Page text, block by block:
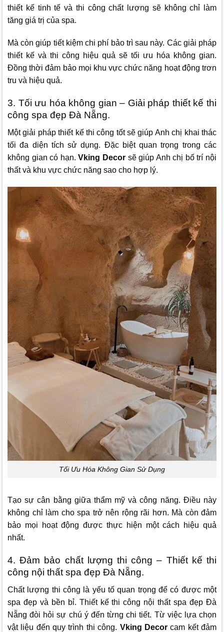
thiết kế tinh tế và thi công chất lượng sẽ không chỉ làm
tăng giá trị của spa.
Mà còn giúp tiết kiệm chi phí bảo trì sau này. Các giải pháp
thiết kế và thi công hiệu quả sẽ tối ưu hóa không gian.
Đồng thời đảm bảo mọi khu vực chức năng hoạt động trơn
tru và hiệu quả.
3. Tối ưu hóa không gian – Giải pháp thiết kế thi
công spa đẹp Đà Nẵng.
Một giải pháp thiết kế thi công tốt sẽ giúp Anh chị khai thác
tối đa diện tích sử dụng. Đặc biệt quan trọng trong các
không gian có hạn.Vking Decor sẽ giúp Anh chị bố trí nội
thất và khu vực chức năng sao cho hợp lý.
Tối Ưu Hóa Không Gian Sử Dụng
Tạo sự cân bằng giữa thẩm mỹ và công năng. Điều này
không chỉ làm cho spa trở nên rộng rãi hơn. Mà còn đảm
bảo mọi hoạt động được thực hiện một cách hiệu quả
nhất.
4. Đảm bảo chất lượng thi công – Thiết kế thi
công nội thất spa đẹp Đà Nẵng.
Chất lượng thi công là yếu tố quan trọng để có được một
spa đẹp và bền bỉ. Thiết kế thi công nội thất spa đẹp Đà
Nẵng đòi hỏi sự chú ý đến từng chi tiết. Từ việc lựa chọn
vật liệu đến quy trình thi công. Vking Decorcam kết đảm